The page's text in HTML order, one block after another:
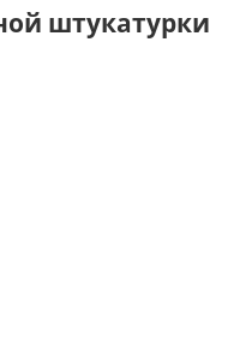
штукатурки